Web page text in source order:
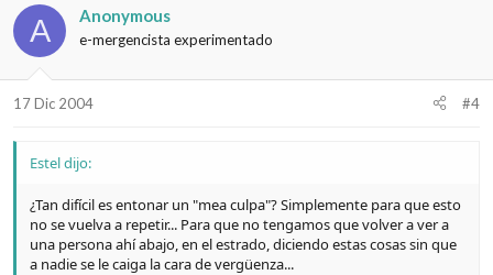
A Anonymous
e-mergencista experimentado
17 Dic 2004 #4
Estel dijo:
¿Tan difícil es entonar un "mea culpa"? Simplemente para que esto
no se vuelva a repetir... Para que no tengamos que volver a ver a
una persona ahí abajo, en el estrado, diciendo estas cosas sin que
a nadie se le caiga la cara de vergüenza...